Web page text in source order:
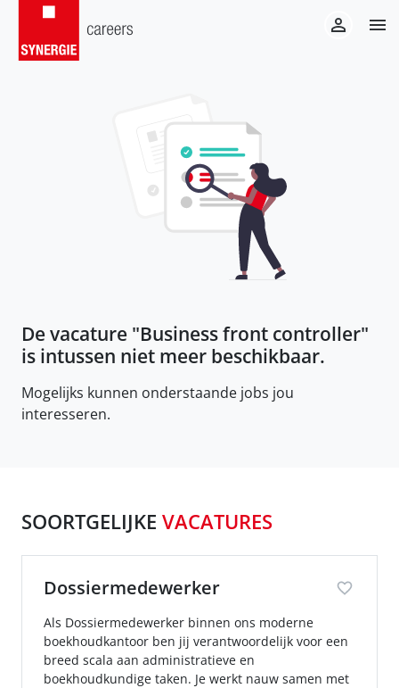
De vacature "Business front controller"
is intussen niet meer beschikbaar.
Mogelijks kunnen onderstaande jobs jou
interesseren.
SOORTGELIJKE VACATURES
Dossiermedewerker
Als Dossiermedewerker binnen ons moderne
boekhoudkantoor ben jij verantwoordelijk voor een
breed scala aan administratieve en
boekhoudkundige taken. Je werkt nauw samen met